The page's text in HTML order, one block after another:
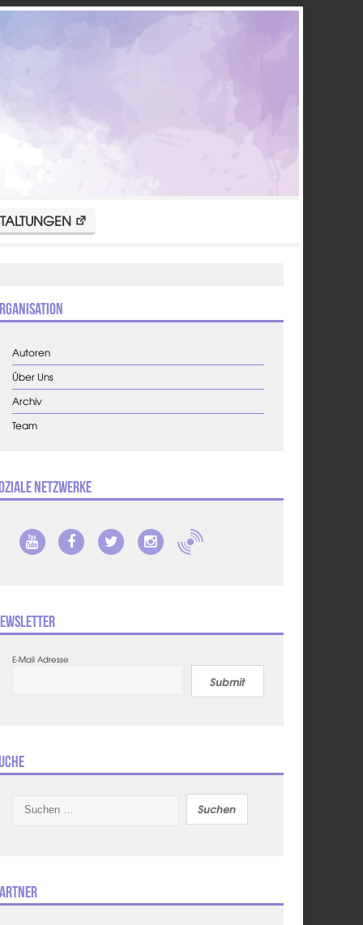
Autoren
Über Uns
Archiv
Team
Netzwerke
E-Mail Adresse
Submit
nach: